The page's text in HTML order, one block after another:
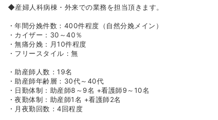
◆不妊治療から妊娠分娩の管理、そして婦人科良性・悪性
腫瘍まですべてに対応できる体制で行っています。
◆妊娠希望の方に対しては総合病院であるメリットを最大
限に生かした理想の不妊治療・生殖医療（リプロダクショ
ン）行っています。
◆出産については安心・安全・満足のいく自然分娩・母乳
内視鏡下手術の適応がある疾患に関しては、可能な限り低
侵襲な方法で治療を行っています。
◆日本では導入が遅れている婦人科悪性疾患（子宮体が
ん・頸がん）への腹腔鏡下手術・ダヴィンチ手術の普及
や、サイバーナイフ・陽子線などを使用した新しい治療に
◆産婦人科病棟・外来での業務を担当頂きます。
・年間分娩件数：400件程度（自然分娩メイン）
・カイザー：30～40％
・無痛分娩：月10件程度
・フリースタイル：無
・助産師人数：19名
・助産師年齢層：30代～40代
・日勤体制：助産師8～9名 +看護師9～10名
・夜勤体制：助産師1名 +看護師2名
・月夜勤回数：4回程度